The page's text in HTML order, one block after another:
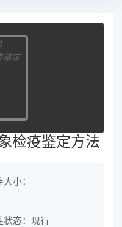
检疫鉴定方法
小：
状态：现行